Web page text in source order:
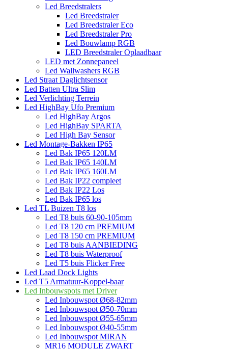
Led Breedstralers
Led Breedstraler
Led Breedstraler Eco
Led Breedstraler Pro
Led Bouwlamp RGB
LED Breedstraler Oplaadbaar
LED met Zonnepaneel
Led Wallwashers RGB
Led Straat Daglichtsensor
Led Batten Ultra Slim
Led Verlichting Terrein
Led HighBay Ufo Premium
Led HighBay Argos
Led HighBay SPARTA
Led High Bay Sensor
Led Montage-Bakken IP65
Led Bak IP65 120LM
Led Bak IP65 140LM
Led Bak IP65 160LM
Led Bak IP22 compleet
Led Bak IP22 Los
Led Bak IP65 los
Led TL Buizen T8 los
Led T8 buis 60-90-105mm
Led T8 120 cm PREMIUM
Led T8 150 cm PREMIUM
Led T8 buis AANBIEDING
Led T8 buis Waterproof
Led T5 buis Flicker Free
Led Laad Dock Lights
Led T5 Armatuur-Koppel-baar
Led Inbouwspots met Driver
Led Inbouwspot Ø68-82mm
Led Inbouwspot Ø50-70mm
Led Inbouwspot Ø55-65mm
Led Inbouwspot Ø40-55mm
Led Inbouwspot MIRAN
MR16 MODULE ZWART